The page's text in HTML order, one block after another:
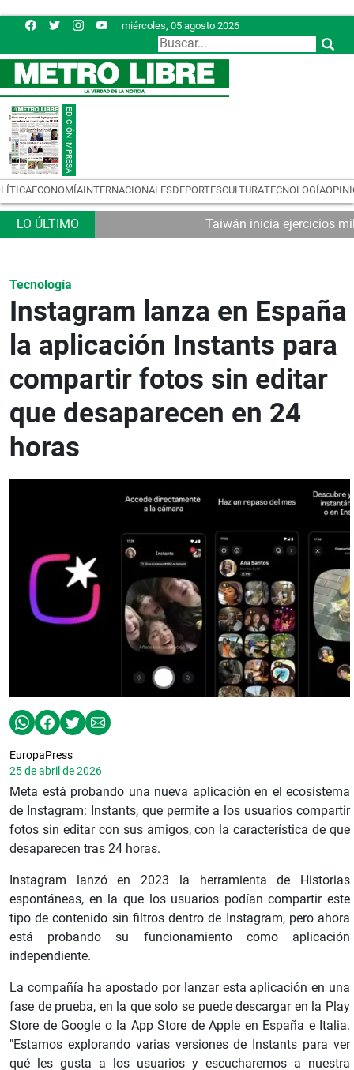
miércoles, 05 agosto 2026
ECONOMÍAINTERNACIONALESDEPORTESCULTURATECNOLOGÍA
Taiwán inicia ejercicios
Tecnología
Instagram lanza en España
la aplicación Instants para
compartir fotos sin editar
que desaparecen en 24
horas
EuropaPress
25 de abril de 2026
Meta está probando una nueva aplicación en el ecosistema
de Instagram: Instants, que permite a los usuarios compartir
fotos sin editar con sus amigos, con la característica de que
desaparecen tras 24 horas.
Instagram lanzó en 2023 la herramienta de Historias
espontáneas, en la que los usuarios podían compartir este
tipo de contenido sin filtros dentro de Instagram, pero ahora
está probando su funcionamiento como aplicación
independiente.
La compañía ha apostado por lanzar esta aplicación en una
fase de prueba, en la que solo se puede descargar en la Play
Store de Google o la App Store de Apple en España e Italia.
"Estamos explorando varias versiones de Instants para ver
qué les gusta a los usuarios y escucharemos a nuestra